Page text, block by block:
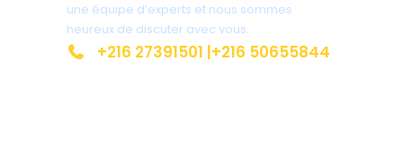
une équipe d’experts et nous sommes
heureux de discuter avec vous.
+216 27391501 |+216 50655844
Carte